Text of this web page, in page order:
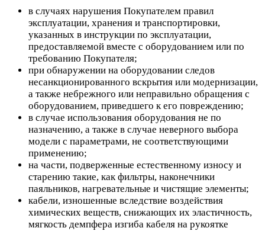
в случаях нарушения Покупателем правил
эксплуатации, хранения и транспортировки,
указанных в инструкции по эксплуатации,
предоставляемой вместе с оборудованием или по
требованию Покупателя;
при обнаружении на оборудовании следов
несанкционированного вскрытия или модернизации,
а также небрежного или неправильно обращения с
оборудованием, приведшего к его повреждению;
в случае использования оборудования не по
назначению, а также в случае неверного выбора
модели с параметрами, не соответствующими
применению;
на части, подверженные естественному износу и
старению такие, как фильтры, наконечники
паяльников, нагревательные и чистящие элементы;
кабели, изношенные вследствие воздействия
химических веществ, снижающих их эластичность,
мягкость демпфера изгиба кабеля на рукоятке